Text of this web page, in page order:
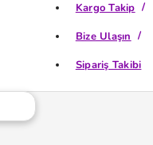
Kargo Takip
Bize Ulaşın
Sipariş Takibi